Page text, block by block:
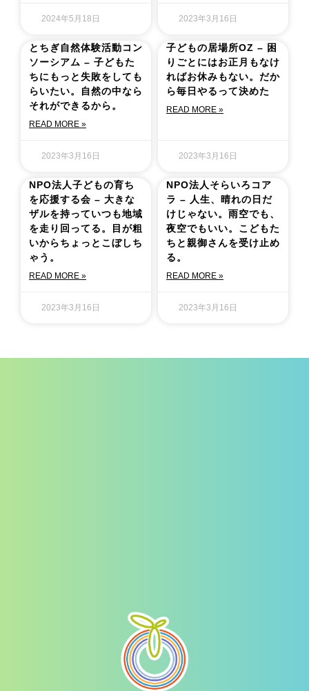
2024年5月18日 2023年3月16日
とちぎ自然体験活動コン
ソーシアム – 子どもた
ちにもっと失敗をしても
らいたい。自然の中なら
それができるから。
READ MORE »
2023年3月16日
子どもの居場所OZ – 困
りごとにはお正月もなけ
ればお休みもない。だか
ら毎日やるって決めた
READ MORE »
2023年3月16日
NPO法人子どもの育ち
を応援する会 – 大きな
ザルを持っていつも地域
を走り回ってる。目が粗
いからちょっとこぼしち
ゃう。
READ MORE »
2023年3月16日
NPO法人そらいろコア
ラ – 人生、晴れの日だ
けじゃない。雨空でも、
夜空でもいい。こどもた
ちと親御さんを受け止め
る。
READ MORE »
2023年3月16日